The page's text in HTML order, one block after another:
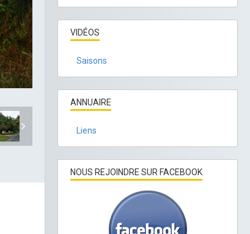
VIDÉOS
Saisons
ANNUAIRE
Liens
NOUS REJOINDRE SUR FACEBOOK